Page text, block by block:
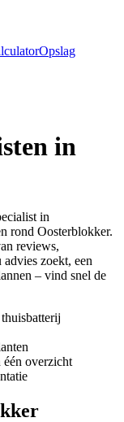
Opslag
in
in
rond Oosterblokker.
reviews,
zoekt, een
– vind snel de
één overzicht